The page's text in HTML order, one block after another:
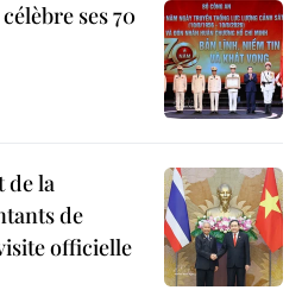
ses 70
de la
de
officielle